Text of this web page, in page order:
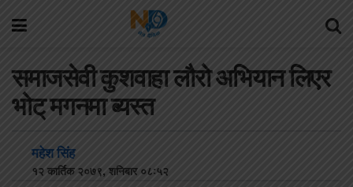
समाजसेवी कुशवाहा लौरो अभियान लिएर
भोट् मगनमा ब्यस्त
महेश सिंह
१२ कार्तिक २०७९, शनिबार ०८:५२